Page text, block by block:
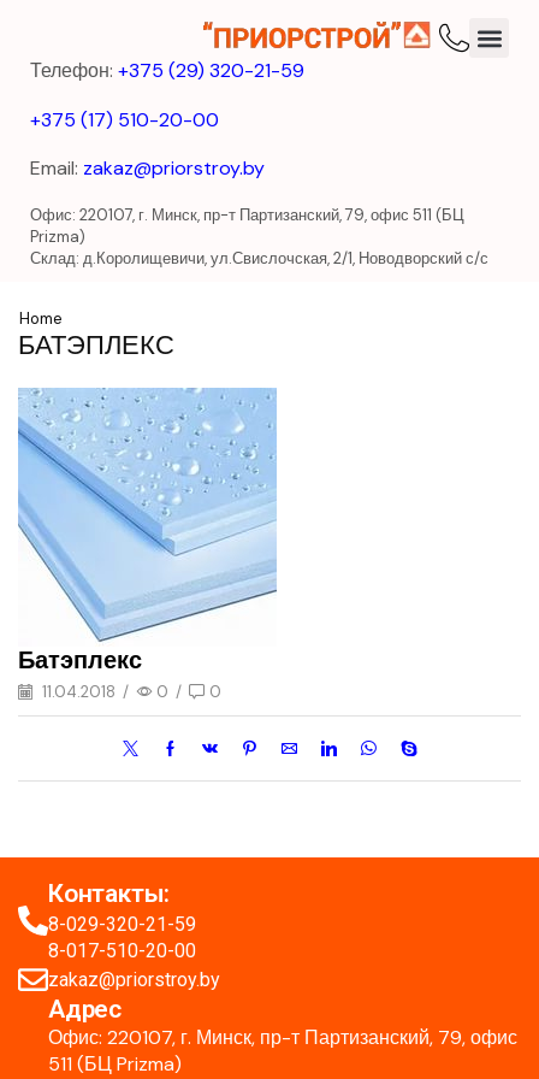
Телефон: +375 (29) 320-21-59
+375 (17) 510-20-00
Email: zakaz@priorstroy.by
Офис: 220107, г. Минск, пр-т Партизанский, 79, офис 511 (БЦ
Prizma)
Склад: д.Королищевичи, ул.Свислочская, 2/1, Новодворский с/с
Home
БАТЭПЛЕКС
Батэплекс
11.04.2018 / 0 / 0
Контакты:
8-029-320-21-59
8-017-510-20-00
zakaz@priorstroy.by
Адрес
Офис: 220107, г. Минск, пр-т Партизанский, 79, офис
511 (БЦ Prizma)